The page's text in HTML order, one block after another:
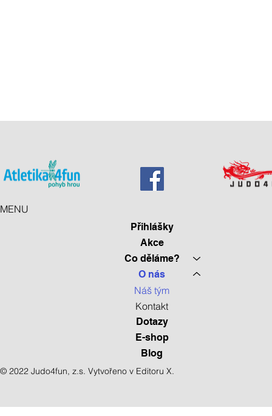
MENU
Přihlášky
Akce
Co děláme?
O nás
Náš tým
Kontakt
Dotazy
E-shop
Blog
© 2022 Judo4fun, z.s. Vytvořeno v Editoru X.